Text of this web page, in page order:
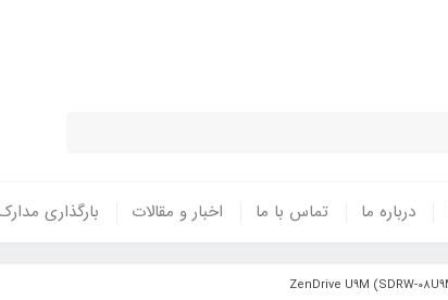
درباره ما تماس با ما اخبار و مقالات بارگذاری